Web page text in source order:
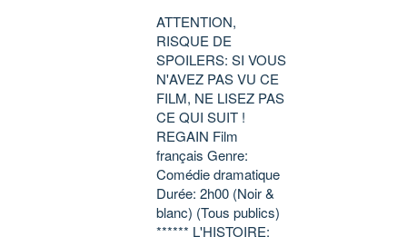
ATTENTION,
RISQUE DE
SPOILERS: SI VOUS
N'AVEZ PAS VU CE
FILM, NE LISEZ PAS
CE QUI SUIT !
REGAIN Film
français Genre:
Comédie dramatique
Durée: 2h00 (Noir &
blanc) (Tous publics)
****** L'HISTOIRE: